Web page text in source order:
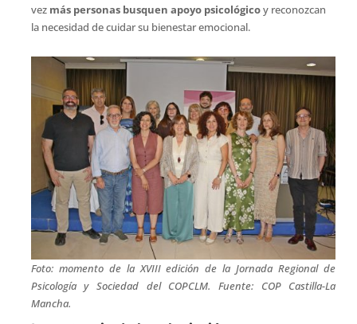
vez más personas busquen apoyo psicológicoy reconozcan
la necesidad de cuidar su bienestar emocional.
Foto: momento de la XVIII edición de la Jornada Regional de
Psicología y Sociedad del COPCLM. Fuente: COP Castilla-La
Mancha.